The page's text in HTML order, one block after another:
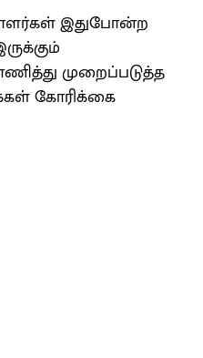
இதுபோன்ற
முறைப்படுத்த
கோரிக்கை